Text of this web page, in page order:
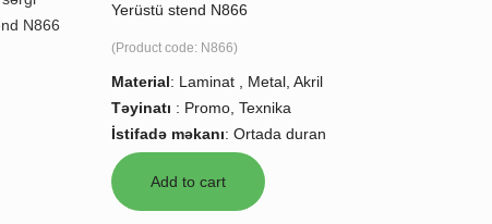
Yerüstü stend N866
(Product code: N866)
Material: Laminat , Metal, Akril
Təyinatı : Promo, Texnika
İstifadə məkanı: Ortada duran